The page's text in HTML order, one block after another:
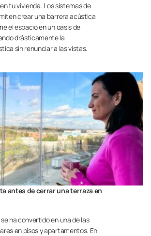
tu vivienda. Los sistemas de
crear una barrera acústica
el espacio en un oasis de
drásticamente la
sin renunciar a las vistas.
antes de cerrar una terraza en
se ha convertido en una de las
en pisos y apartamentos. En